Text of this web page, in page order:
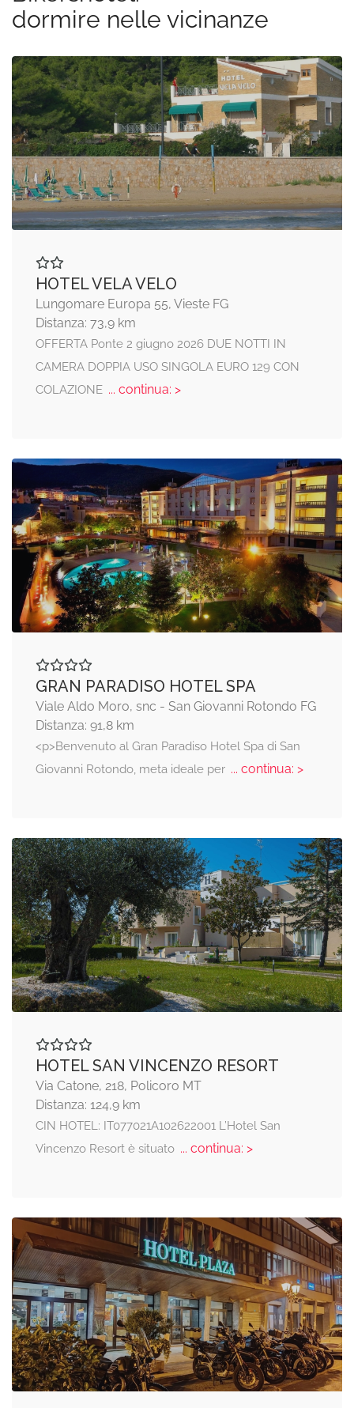
dormire nelle vicinanze
HOTEL VELA VELO
Lungomare Europa 55, Vieste FG
Distanza: 73,9 km
OFFERTA Ponte 2 giugno 2026 DUE NOTTI IN
CAMERA DOPPIA USO SINGOLA EURO 129 CON
COLAZIONE... continua: >
GRAN PARADISO HOTEL SPA
Viale Aldo Moro, snc - San Giovanni Rotondo FG
Distanza: 91,8 km
<p>Benvenuto al Gran Paradiso Hotel Spa di San
Giovanni Rotondo, meta ideale per... continua: >
HOTEL SAN VINCENZO RESORT
Via Catone, 218, Policoro MT
Distanza: 124,9 km
CIN HOTEL: IT077021A102622001 L’Hotel San
Vincenzo Resort è situato... continua: >